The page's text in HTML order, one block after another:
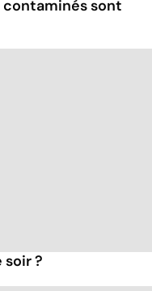
contaminés sont
?